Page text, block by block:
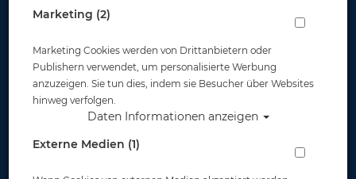
Hydros Pro - Colour Kit - Farb Kit
Marketing (2)
Marketing Cookies werden von Drittanbietern oder
Publishern verwendet, um personalisierte Werbung
anzuzeigen. Sie tun dies, indem sie Besucher über Websites
hinweg verfolgen.
Daten Informationen anzeigen
Externe Medien (1)